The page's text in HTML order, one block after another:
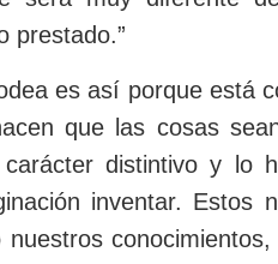
prestado.”
es así porque está
que las cosas
distintivo y lo
inventar. Estos
nuestros